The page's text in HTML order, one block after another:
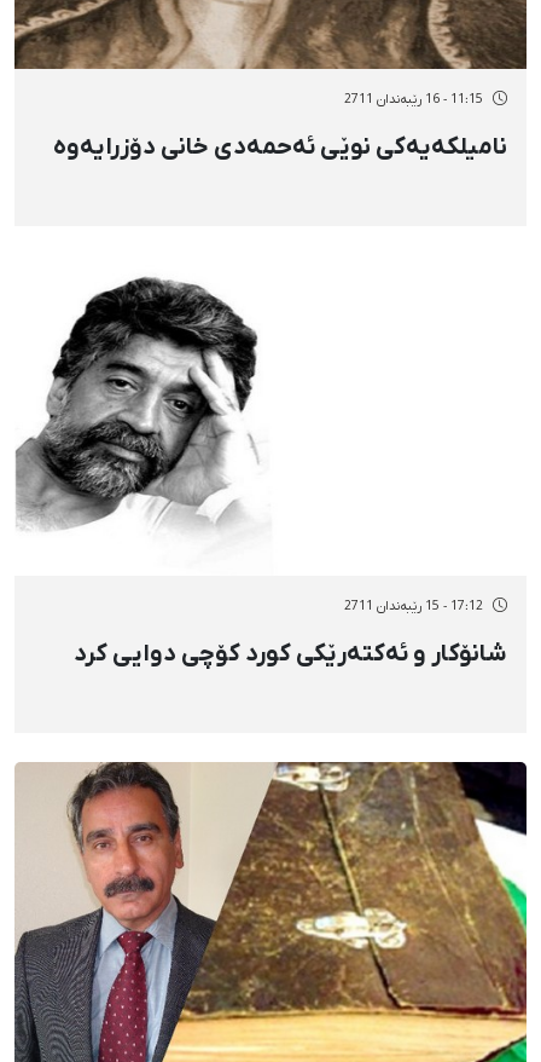
11:15 - 16 رێبەندان 2711
نامیلكەیەكی نوێی ئەحمەدی خانی دۆزرایەوە
17:12 - 15 رێبەندان 2711
شانۆكار و ئەكتەرێكی كورد كۆچی دوایی کرد